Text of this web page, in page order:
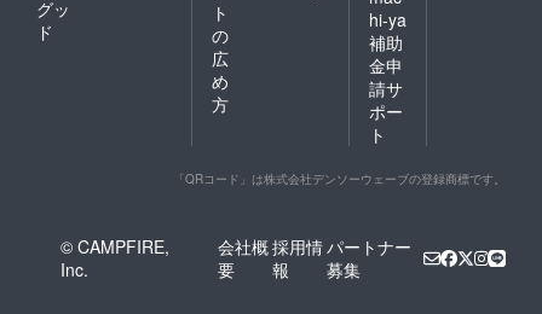
グッ
ド
ト
の
広
め
方
hi-ya
補助
金申
請サ
ポー
ト
「QRコード」は株式会社デンソーウェーブの登録商標です。
© CAMPFIRE,
Inc.
会社概
要
採用情
報
パートナー
募集